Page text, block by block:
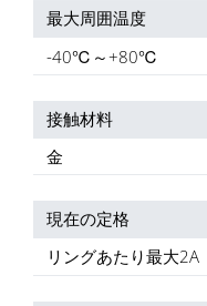
最大周囲温度
-40℃～+80℃
接触材料
金
現在の定格
リングあたり最大2A